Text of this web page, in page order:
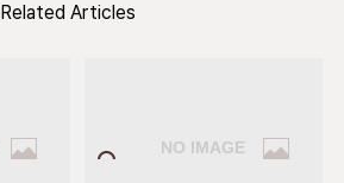
Related Articles